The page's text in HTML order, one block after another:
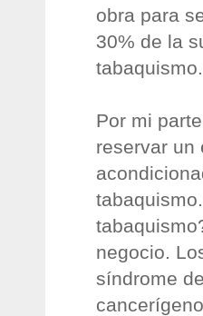
obra para
30% de la
tabaquismo.
Por mi
reservar un
negocio.
síndrome